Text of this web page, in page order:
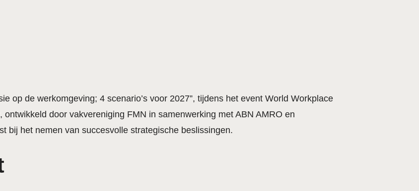
op de werkomgeving; 4 scenario’s voor 2027”, tijdens het event World Workplace
ontwikkeld door vakvereniging FMN in samenwerking met ABN AMRO en
bij het nemen van succesvolle strategische beslissingen.